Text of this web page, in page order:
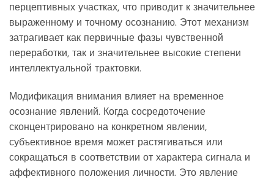
перцептивных участках, что приводит к значительнее
выраженному и точному осознанию. Этот механизм
затрагивает как первичные фазы чувственной
переработки, так и значительнее высокие степени
интеллектуальной трактовки.
Модификация внимания влияет на временное
осознание явлений. Когда сосредоточение
сконцентрировано на конкретном явлении,
субъективное время может растягиваться или
сокращаться в соответствии от характера сигнала и
аффективного положения личности. Это явление